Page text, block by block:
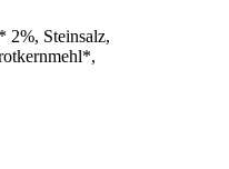
2%, Steinsalz,